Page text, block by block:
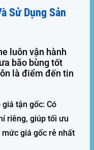
Sử Dụng Sản
luôn vận hành
bão bùng tốt
là điểm đến tin
tận gốc: Có
riêng, giúp tối ưu
giá gốc rẻ nhất